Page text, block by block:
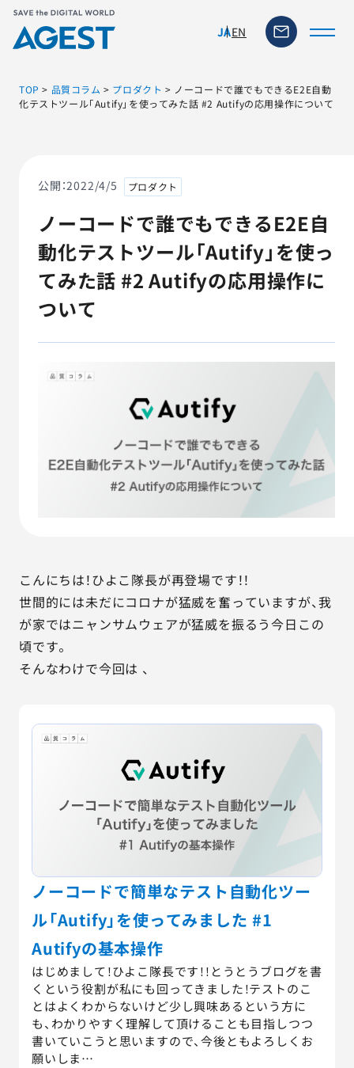
JAEN
ソリューション・サービス
脆弱性リスク管理ツール
TFACT (AIテストツール)
ニュース
サービス詳細資料 見積・お問い合わせ
03-6865-4864
TOP > 品質コラム > プロダクト > ノーコードで誰でもできるE2E自動
化テストツール「Autify」を使ってみた話 #2 Autifyの応用操作について
公開：2022/4/5 プロダクト
ノーコードで誰でもできるE2E自
動化テストツール「Autify」を使っ
てみた話 #2 Autifyの応用操作に
ついて
こんにちは！ひよこ隊長が再登場です！！
世間的には未だにコロナが猛威を奮っていますが、我
が家ではニャンサムウェアが猛威を振るう今日この
頃です。
そんなわけで今回は 、
ノーコードで簡単なテスト自動化ツー
ル「Autify」を使ってみました #1
Autifyの基本操作
はじめまして！ひよこ隊長です！！とうとうブログを書
くという役割が私にも回ってきました！テストのこ
とはよくわからないけど少し興味あるという方に
も、わかりやすく理解して頂けることも目指しつつ
書いていこうと思いますので、今後ともよろしくお
願いしま…